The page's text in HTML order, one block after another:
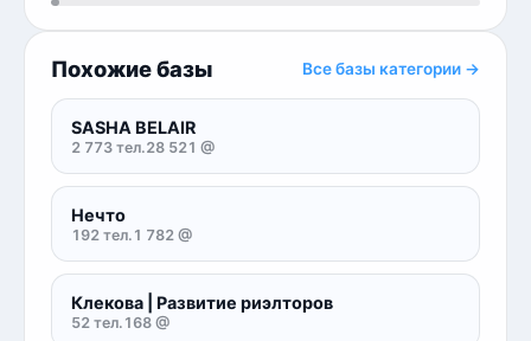
Похожие базы Все базы категории →
SASHA BELAIR
2 773 тел.28 521 @
Нечто
192 тел. 1 782 @
Клекова | Развитие риэлторов
52 тел. 168 @